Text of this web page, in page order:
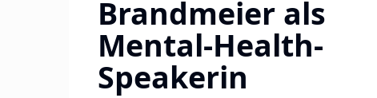
Brandmeier als
Mental-Health-
Speakerin